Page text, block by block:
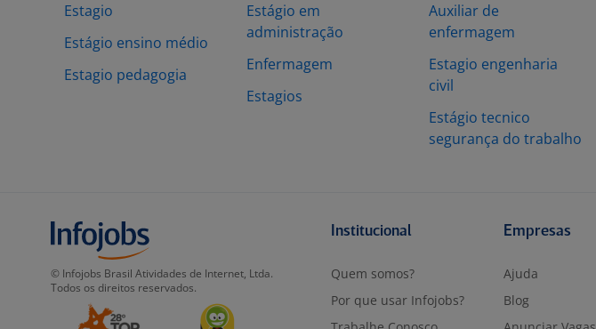
Estagio
Estágio ensino médio
Estagio pedagogia
Estágio em
administração
Enfermagem
Estagios
Auxiliar de
enfermagem
Estagio engenharia
civil
Estágio tecnico
segurança do trabalho
© Infojobs Brasil Atividades de Internet, Ltda.
Todos os direitos reservados.
Institucional
Quem somos?
Por que usar Infojobs?
Empresas
Ajuda
Blog